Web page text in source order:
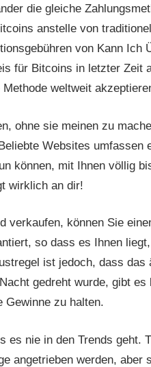
die gleiche
anstelle von
von Kann Ich
für Bitcoins in letzter Zeit
weltweit
ohne sie meinen zu
Websites umfassen
können, mit Ihnen völlig
wirklich an dir!
verkaufen, können Sie
so dass es Ihnen
ist jedoch, dass das
gedreht wurde, gibt
Gewinne zu halten.
es nie in den Trends geht.
angetrieben werden, aber